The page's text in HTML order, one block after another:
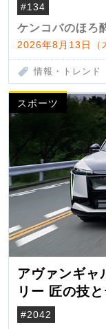
#134
ケンコバのほろ
2026年8月13日（
情報・トレンド
スポーツ
アヴァンギャ
リー 匠の技
界観
#2042